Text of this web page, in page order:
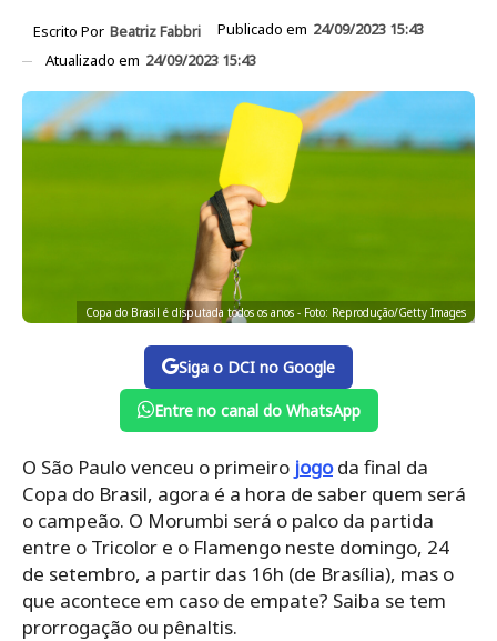
Escrito Por Beatriz Fabbri Publicado em 24/09/2023 15:43
Atualizado em 24/09/2023 15:43
Copa do Brasil é disputada todos os anos - Foto: Reprodução/Getty Images
Siga o DCI no Google
Entre no canal do WhatsApp
O São Paulo venceu o primeiro jogoda final da
Copa do Brasil, agora é a hora de saber quem será
o campeão. O Morumbi será o palco da partida
entre o Tricolor e o Flamengo neste domingo, 24
de setembro, a partir das 16h (de Brasília), mas o
que acontece em caso de empate? Saiba se tem
prorrogação ou pênaltis.